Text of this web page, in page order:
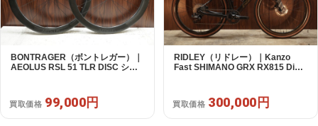
BONTRAGER（ボントレガー）｜
AEOLUS RSL 51 TLR DISC シマ
買取価格 99,000円
RIDLEY（リドレー）｜Kanzo
Fast SHIMANO GRX RX815 Di2
買取価格 300,000円